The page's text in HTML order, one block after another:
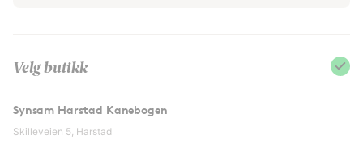
Velg butikk
Synsam Harstad Kanebogen
Skilleveien 5, Harstad